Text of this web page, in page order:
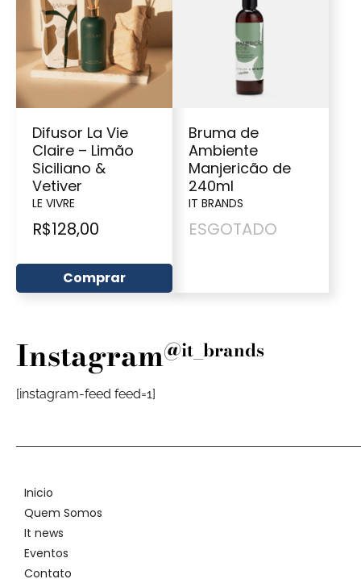
Difusor La Vie
Claire – Limão
Siciliano &
Vetiver
LE VIVRE
R$128,00
Comprar
Bruma de
Ambiente
Manjericão de
240ml
IT BRANDS
ESGOTADO
Instagram@it_brands
[instagram-feed feed=1]
Inicio
Quem Somos
It news
Eventos
Contato